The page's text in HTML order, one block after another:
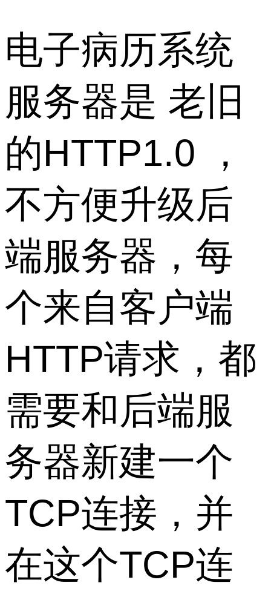
电子病历系统
服务器是 老旧
的HTTP1.0 ，
不方便升级后
端服务器，每
个来自客户端
HTTP请求，都
需要和后端服
务器新建一个
TCP连接，并
在这个TCP连